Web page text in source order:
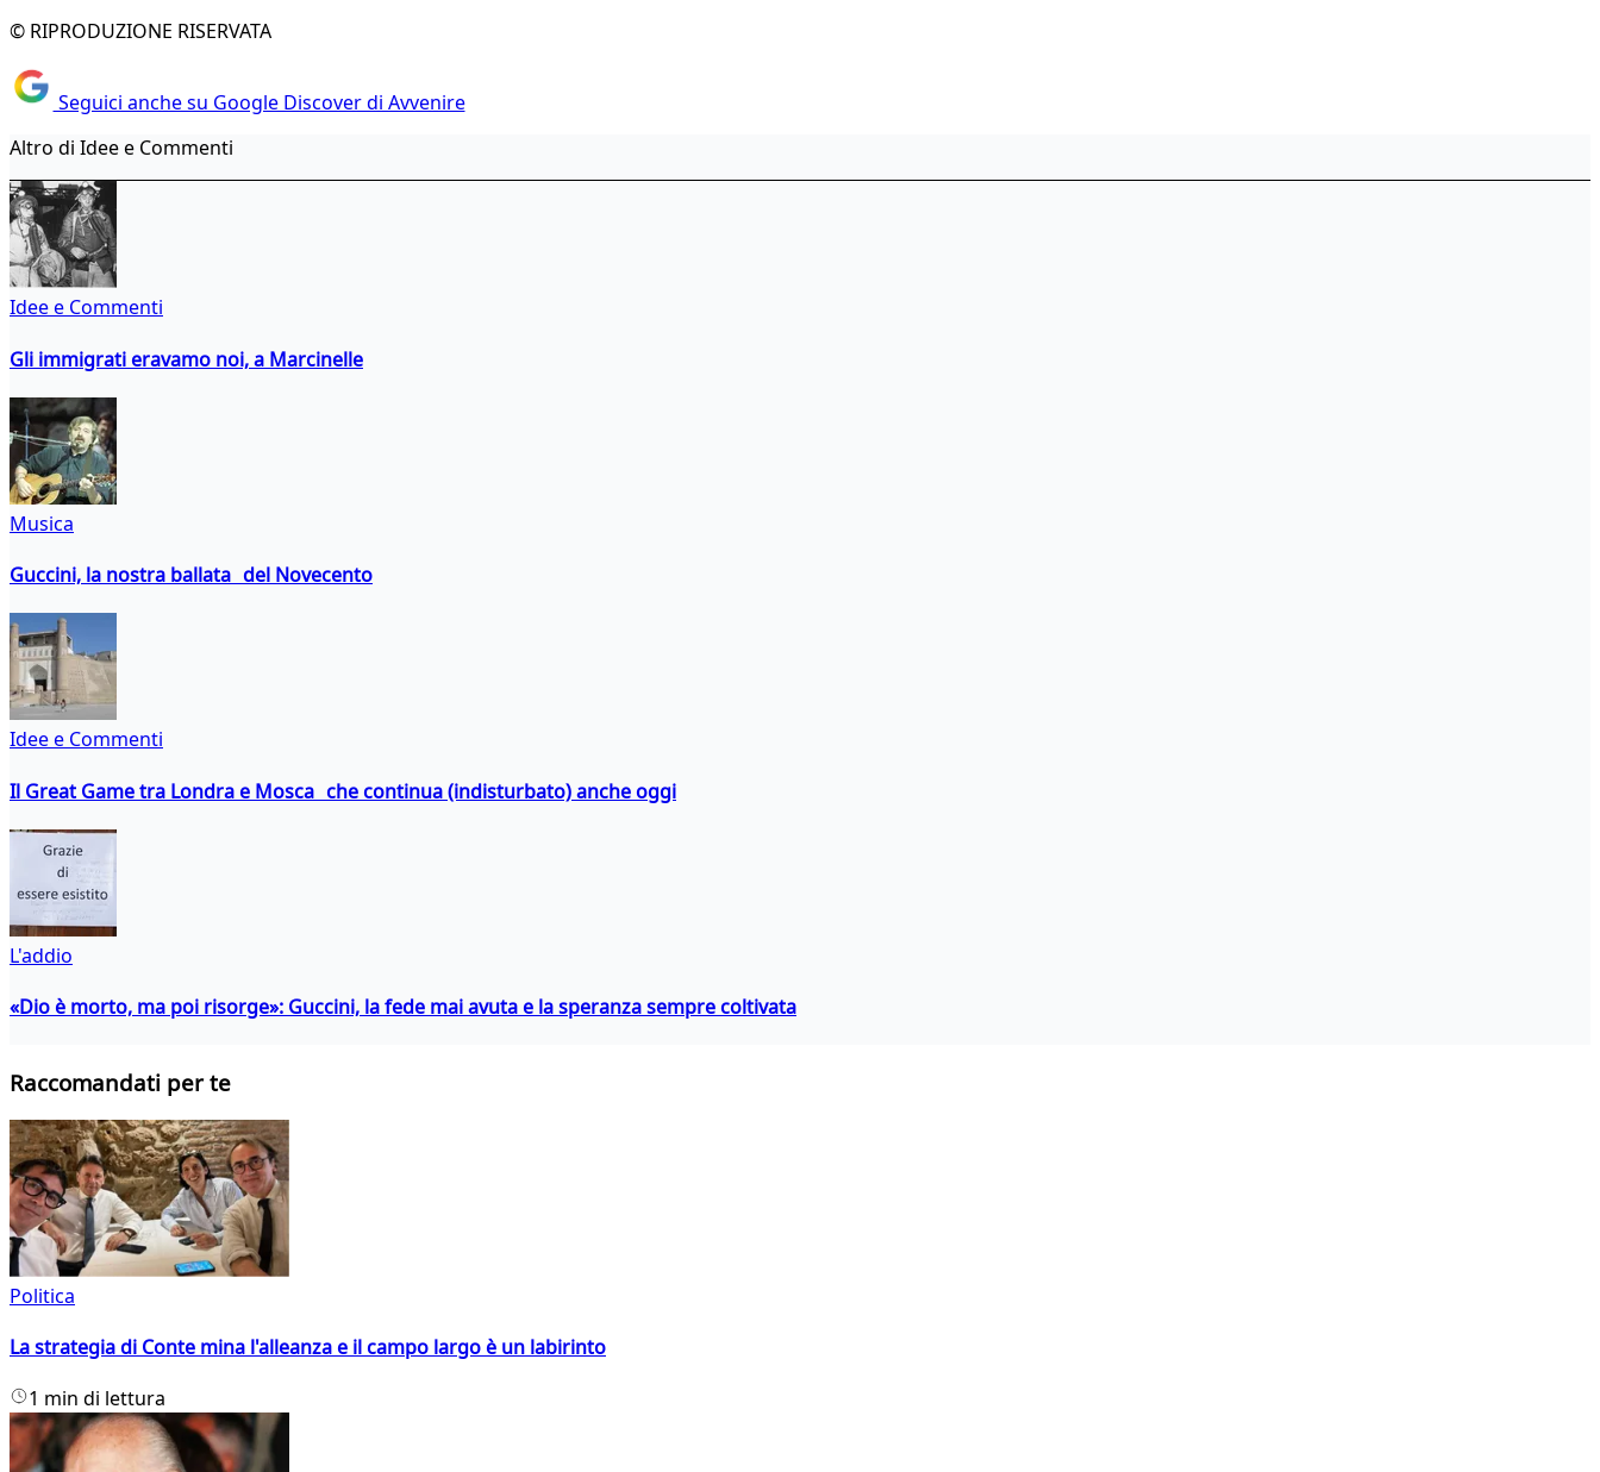
© RIPRODUZIONE RISERVATA
Seguici anche su Google Discover di Avvenire
Altro di Idee e Commenti
Idee e Commenti
Gli immigrati eravamo noi, a Marcinelle
Musica
Guccini, la nostra ballata del Novecento
Idee e Commenti
Il Great Game tra Londra e Mosca che continua (indisturbato) anche oggi
L'addio
«Dio è morto, ma poi risorge»: Guccini, la fede mai avuta e la speranza sempre coltivata
Raccomandati per te
Politica
La strategia di Conte mina l'alleanza e il campo largo è un labirinto
1 min di lettura